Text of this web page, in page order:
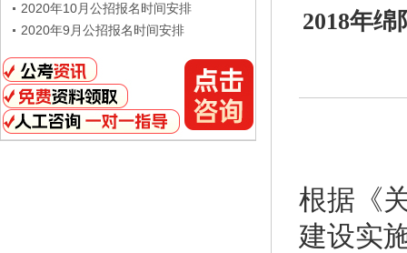
2020年10月公招报名时间安排
2020年9月公招报名时间安排
2018年
根据《
建设实